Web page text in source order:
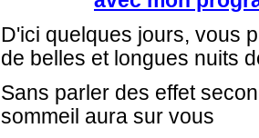
D'ici quelques jours, vous
de belles et longues nuits
Sans parler des effet
sommeil aura sur vous